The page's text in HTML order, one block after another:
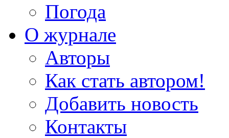
Погода
О журнале
Авторы
Как стать автором!
Добавить новость
Контакты